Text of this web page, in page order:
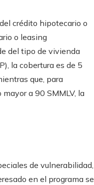
crédito hipotecario o
o leasing
del tipo de vivienda
la cobertura es de 5
que, para
a 90 SMMLV, la
de vulnerabilidad,
en el programa se